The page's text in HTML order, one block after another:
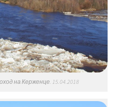
на Керженце. 15.04.2018